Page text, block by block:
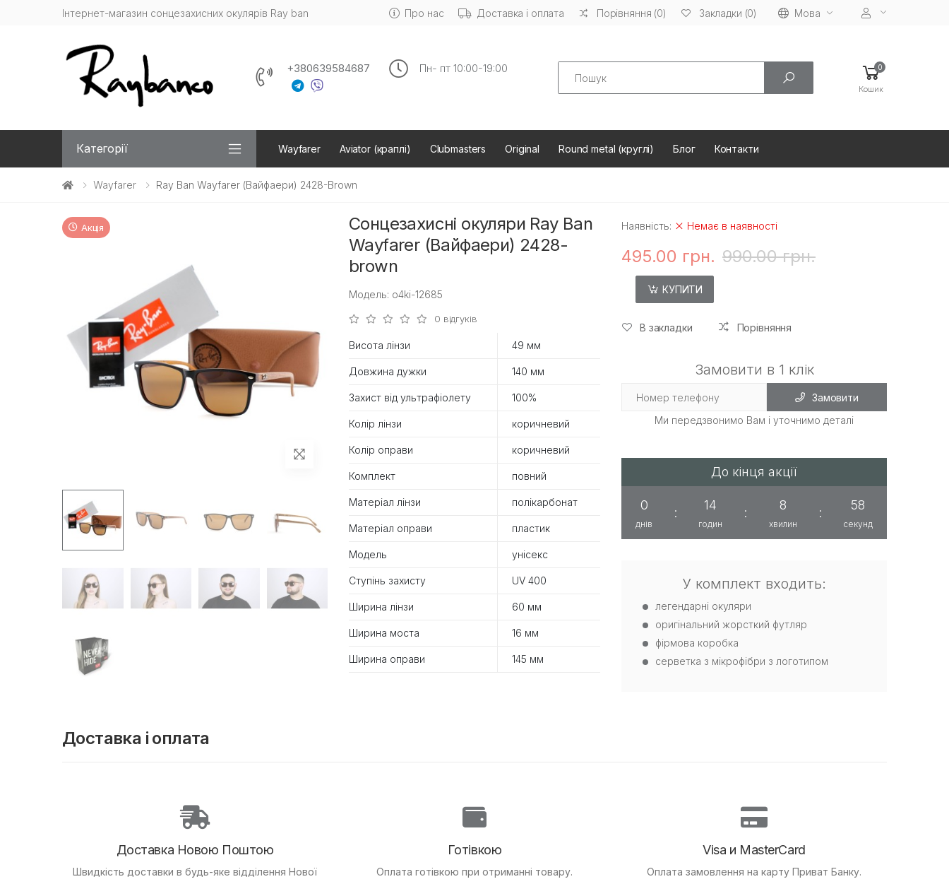
Інтернет-магазин сонцезахисних окулярів Ray ban Про нас Доставка і оплата Порівняння (0) Закладки (0) Мова
+380639584687 Пн- пт 10:00-19:00 Search 0
Кошик
Категорії Wayfarer Aviator (краплі) Clubmasters Original Round metal (круглі) Блог Контакти
Wayfarer Ray Ban Wayfarer (Вайфаери) 2428-Brown
Акція
Сонцезахисні окуляри Ray Ban
Wayfarer (Вайфаери) 2428-
brown
Модель: o4ki-12685
0 відгуків
Висота лінзи 49 мм
Довжина дужки 140 мм
Захист від ультрафіолету 100%
Колір лінзи коричневий
Колір оправи коричневий
Комплект повний
Матеріал лінзи полікарбонат
Матеріал оправи пластик
Модель унісекс
Ступінь захисту UV 400
Ширина лінзи 60 мм
Ширина моста 16 мм
Ширина оправи 145 мм
Наявність: Немає в наявності
495.00 грн. 990.00 грн.
КУПИТИ
В закладки Порівняння
Замовити в 1 клік
Замовити
Ми передзвонимо Вам і уточнимо деталі
До кінця акції
0
днів
:
14
годин
:
8
хвилин
:
58
секунд
У комплект входить:
легендарні окуляри
оригінальний жорсткий футляр
фірмова коробка
серветка з мікрофібри з логотипом
Доставка і оплата
Доставка Новою Поштою
Швидкість доставки в будь-яке відділення Нової
Готівкою
Оплата готівкою при отриманні товару.
Visa и MasterCard
Оплата замовлення на карту Приват Банку.